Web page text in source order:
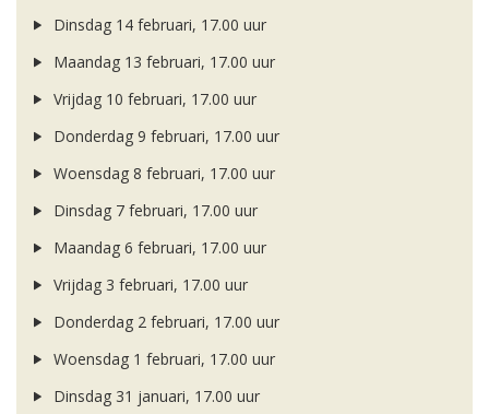
Dinsdag 14 februari, 17.00 uur
Maandag 13 februari, 17.00 uur
Vrijdag 10 februari, 17.00 uur
Donderdag 9 februari, 17.00 uur
Woensdag 8 februari, 17.00 uur
Dinsdag 7 februari, 17.00 uur
Maandag 6 februari, 17.00 uur
Vrijdag 3 februari, 17.00 uur
Donderdag 2 februari, 17.00 uur
Woensdag 1 februari, 17.00 uur
Dinsdag 31 januari, 17.00 uur